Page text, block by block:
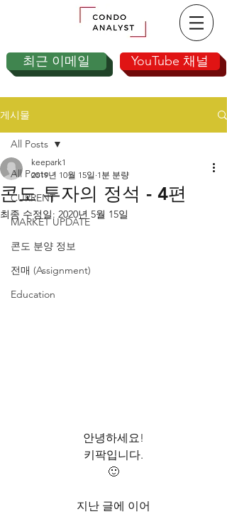
최근 이메일 YouTube 채널
게시물
All Posts
CURRENT
MARKET UPDATE
콘도 분양 정보
전매 (Assignment)
Education
All Posts
콘도 투자의 정석 - 4편
keepark1
2019년 10월 15일 1분 분량
최종 수정일: 2020년 5월 15일
안녕하세요!
키팍입니다.
🙂
지난 글에 이어